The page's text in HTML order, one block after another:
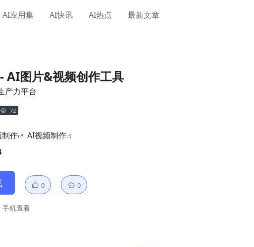
AI应用集 AI快讯 AI热点 最新文章
AI图片&视频创作工具
产力平台
72
作
AI视频制作
0 0
手机查看